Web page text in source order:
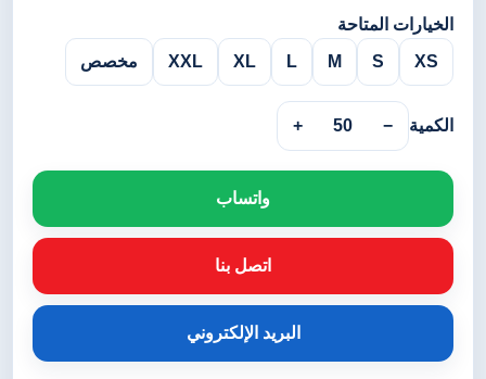
الخيارات المتاحة
XS
S
M
L
XL
XXL مخصص
الكمية −
50
+
واتساب
اتصل بنا
البريد الإلكتروني